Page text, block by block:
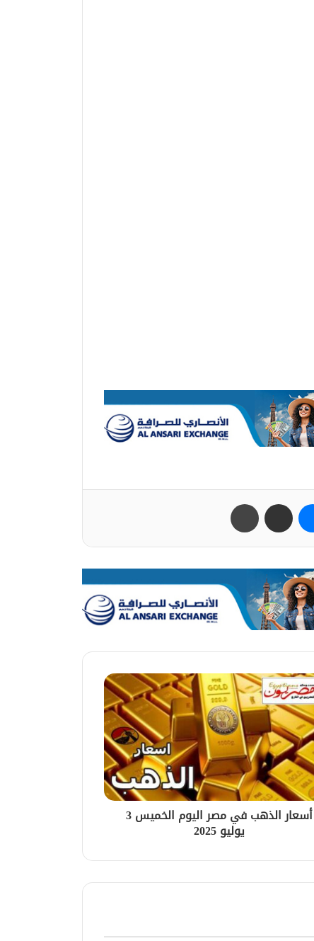
ماسنجر مشاركة عبر البريد
أسعار الذهب في مصر اليوم الخميس 3
يوليو 2025